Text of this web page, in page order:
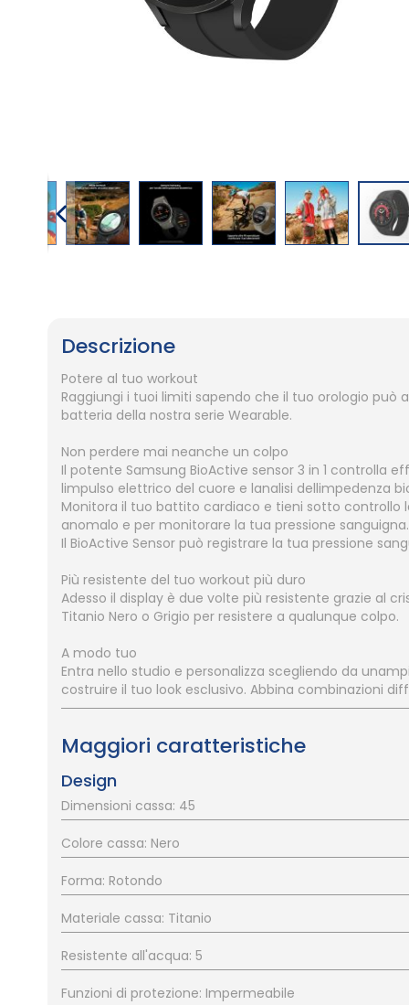
Descrizione
Potere al tuo workout
Raggiungi i tuoi limiti sapendo che il tuo orologio
batteria della nostra serie Wearable.
Non perdere mai neanche un colpo
Il potente Samsung BioActive sensor 3 in 1 controlla
limpulso elettrico del cuore e lanalisi dellimpedenza
Monitora il tuo battito cardiaco e tieni sotto controllo
anomalo e per monitorare la tua pressione sanguigna.
Il BioActive Sensor può registrare la tua pressione
Più resistente del tuo workout più duro
Adesso il display è due volte più resistente grazie al
Titanio Nero o Grigio per resistere a qualunque colpo.
A modo tuo
Entra nello studio e personalizza scegliendo da
costruire il tuo look esclusivo. Abbina combinazioni
Maggiori caratteristiche
Design
Dimensioni cassa: 45
Colore cassa: Nero
Forma: Rotondo
Materiale cassa: Titanio
Resistente all'acqua: 5
Funzioni di protezione: Impermeabile